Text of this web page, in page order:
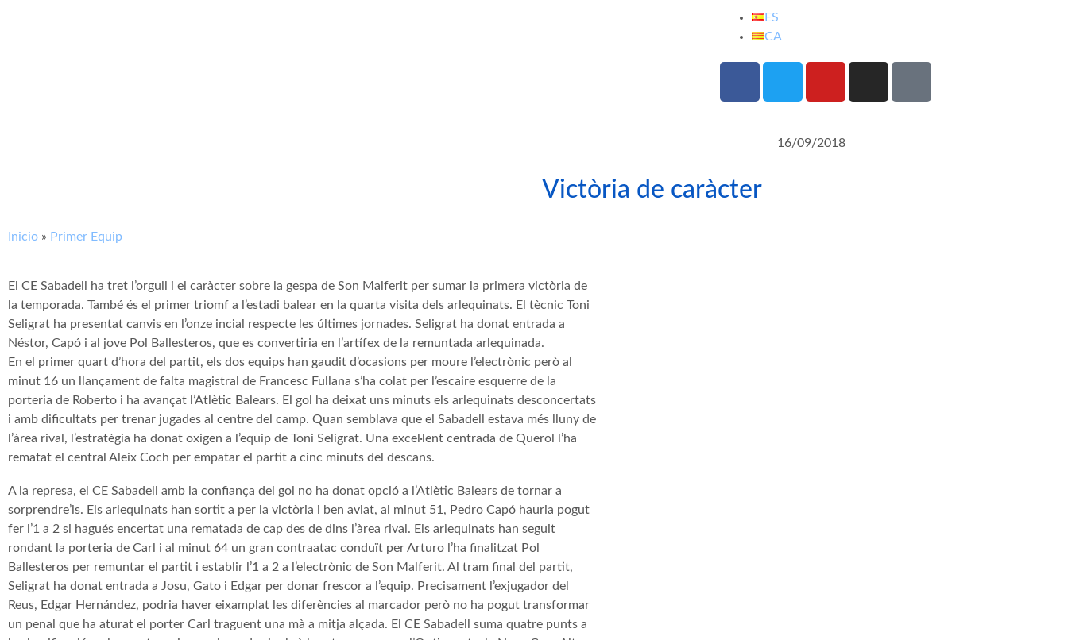
ES
CA
16/09/2018
Victòria de caràcter
Inicio » Primer Equip
El CE Sabadell ha tret l’orgull i el caràcter sobre la gespa de Son Malferit per sumar la primera victòria de
la temporada. També és el primer triomf a l’estadi balear en la quarta visita dels arlequinats. El tècnic Toni
Seligrat ha presentat canvis en l’onze incial respecte les últimes jornades. Seligrat ha donat entrada a
Néstor, Capó i al jove Pol Ballesteros, que es convertiria en l’artífex de la remuntada arlequinada.
En el primer quart d’hora del partit, els dos equips han gaudit d’ocasions per moure l’electrònic però al
minut 16 un llançament de falta magistral de Francesc Fullana s’ha colat per l’escaire esquerre de la
porteria de Roberto i ha avançat l’Atlètic Balears. El gol ha deixat uns minuts els arlequinats desconcertats
i amb dificultats per trenar jugades al centre del camp. Quan semblava que el Sabadell estava més lluny de
l’àrea rival, l’estratègia ha donat oxigen a l’equip de Toni Seligrat. Una excel·lent centrada de Querol l’ha
rematat el central Aleix Coch per empatar el partit a cinc minuts del descans.
A la represa, el CE Sabadell amb la confiança del gol no ha donat opció a l’Atlètic Balears de tornar a
sorprendre’ls. Els arlequinats han sortit a per la victòria i ben aviat, al minut 51, Pedro Capó hauria pogut
fer l’1 a 2 si hagués encertat una rematada de cap des de dins l’àrea rival. Els arlequinats han seguit
rondant la porteria de Carl i al minut 64 un gran contraatac conduït per Arturo l’ha finalitzat Pol
Ballesteros per remuntar el partit i establir l’1 a 2 a l’electrònic de Son Malferit. Al tram final del partit,
Seligrat ha donat entrada a Josu, Gato i Edgar per donar frescor a l’equip. Precisament l’exjugador del
Reus, Edgar Hernández, podria haver eixamplat les diferències al marcador però no ha pogut transformar
un penal que ha aturat el porter Carl traguent una mà a mitja alçada. El CE Sabadell suma quatre punts a